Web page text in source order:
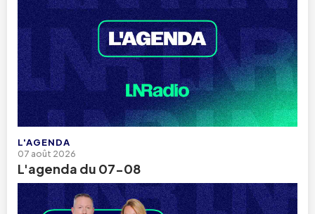
L'AGENDA
07 août 2026
L'agenda du 07-08